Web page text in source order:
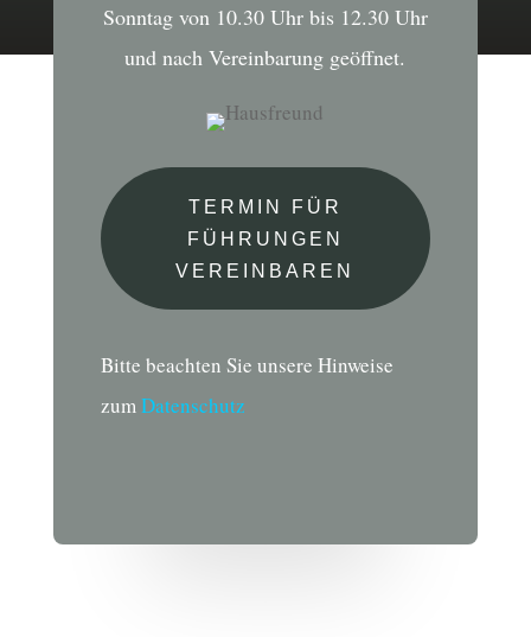
Sonntag von 10.30 Uhr bis 12.30 Uhr
und nach Vereinbarung geöffnet.
TERMIN FÜR
FÜHRUNGEN
VEREINBAREN
Bitte beachten Sie unsere Hinweise
zumDatenschutz